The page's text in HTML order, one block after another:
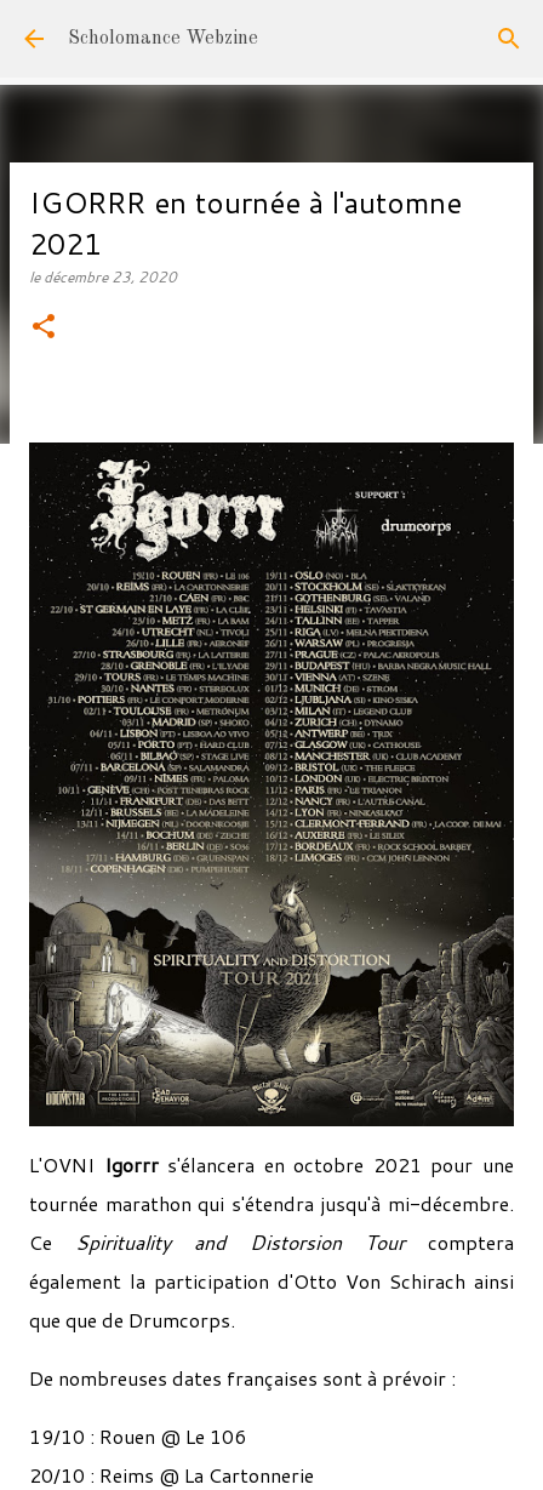
Accéder au contenu principal
Scholomance Webzine
IGORRR en tournée à l'automne
2021
ledécembre 23, 2020
L'OVNI Igorrrs'élancera en octobre 2021 pour une
tournée marathon qui s'étendra jusqu'à mi-décembre.
Ce Spirituality and Distorsion Tourcomptera
également la participation d'Otto Von Schirach ainsi
que que de Drumcorps.
De nombreuses dates françaises sont à prévoir :
19/10 : Rouen @ Le 106
20/10 : Reims @ La Cartonnerie